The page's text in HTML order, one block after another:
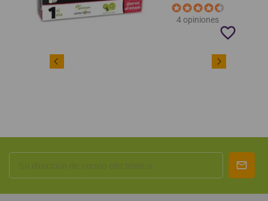
4 opiniones
favorite_border